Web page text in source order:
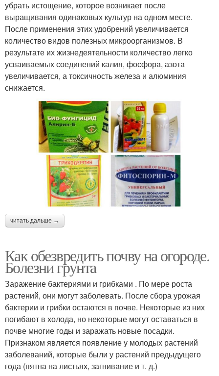
убрать истощение, которое возникает после
выращивания одинаковых культур на одном месте.
После применения этих удобрений увеличивается
количество видов полезных микроорганизмов. В
результате их жизнедеятельности количество легко
усваиваемых соединений калия, фосфора, азота
увеличивается, а токсичность железа и алюминия
снижается.
читать дальше →
Как обезвредить почву на огороде.
Болезни грунта
Заражение бактериями и грибками . По мере роста
растений, они могут заболевать. После сбора урожая
бактерии и грибки остаются в почве. Некоторые из них
погибают в холода, но некоторые могут оставаться в
почве многие годы и заражать новые посадки.
Признаком является появление у молодых растений
заболеваний, которые были у растений предыдущего
года (пятна на листьях, загнивание и т. д.)